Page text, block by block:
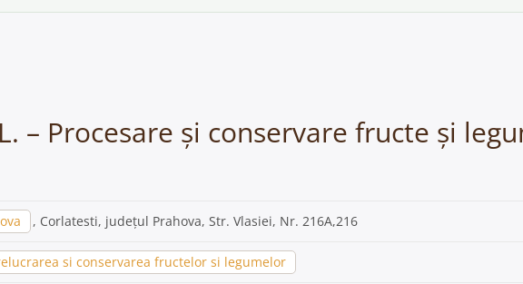
– Procesare și conservare fructe și
, Corlatesti, județul Prahova, Str. Vlasiei, Nr. 216A,216
si conservarea fructelor si legumelor